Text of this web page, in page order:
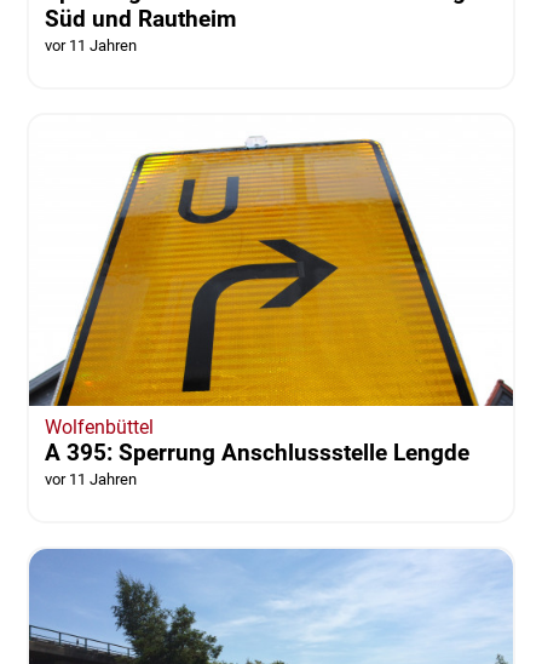
Süd und Rautheim
vor 11 Jahren
Wolfenbüttel
A 395: Sperrung Anschlussstelle Lengde
vor 11 Jahren